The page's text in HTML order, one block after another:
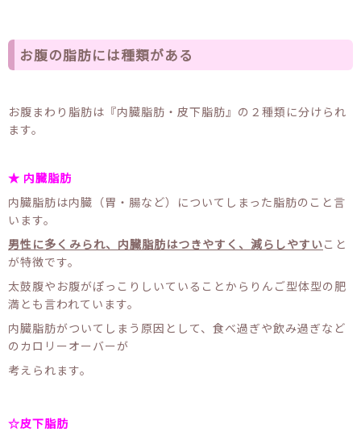
お腹の脂肪には種類がある
お腹まわり脂肪は『内臓脂肪・皮下脂肪』の２種類に分けられ
ます。
★ 内臓脂肪
内臓脂肪は内臓（胃・腸など）についてしまった脂肪のこと言
います。
男性に多くみられ、内臓脂肪はつきやすく、減らしやすいこと
が特徴です。
太鼓腹やお腹がぽっこりしいていることからりんご型体型の肥
満とも言われています。
内臓脂肪がついてしまう原因として、食べ過ぎや飲み過ぎなど
のカロリーオーバーが
考えられます。
☆皮下脂肪